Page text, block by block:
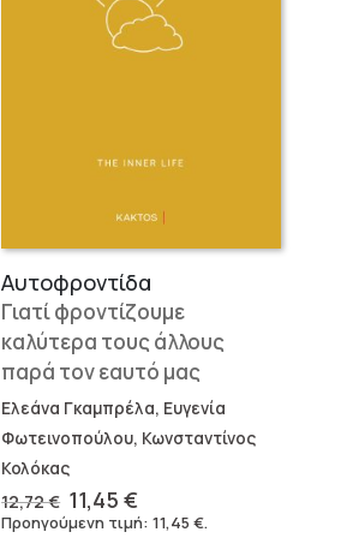
Αυτοφροντίδα
Γιατί φροντίζουμε
καλύτερα τους άλλους
παρά τον εαυτό μας
Ελεάνα Γκαμπρέλα, Ευγενία
Φωτεινοπούλου, Κωνσταντίνος
Κολόκας
12,72€ Original
price
11,45€
τρέχουσα
Προηγούμενη τιμή:11,45€.